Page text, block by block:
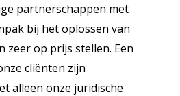
partnerschappen met
bij het oplossen van
zeer op prijs stellen. Een
cliënten zijn
alleen onze juridische